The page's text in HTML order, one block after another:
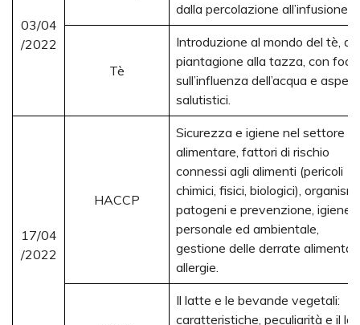
03/04
/2022
dalla percolazione all’infusione.
Tè
Introduzione al mondo del tè,
piantagione alla tazza, con
sull’influenza dell’acqua e aspetti
salutistici.
17/04
/2022
HACCP
Sicurezza e igiene nel settore
alimentare, fattori di rischio
connessi agli alimenti (pericoli
chimici, fisici, biologici), organismi
patogeni e prevenzione, igiene
personale ed ambientale,
gestione delle derrate
allergie.
Il latte e le bevande vegetali:
caratteristiche, peculiarità e il